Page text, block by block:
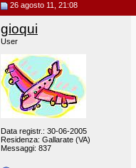
26 agosto 11, 21:08
gioqui
User
Data registr.: 30-06-2005
Residenza: Gallarate (VA)
Messaggi: 837